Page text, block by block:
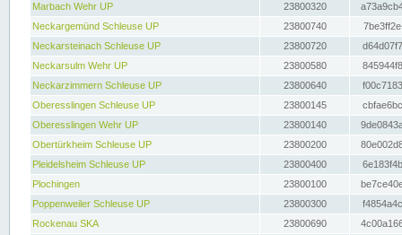
Marbach Wehr UP
23800320
Neckargemünd Schleuse UP
23800740
Neckarsteinach Schleuse UP
23800720
Neckarsulm Wehr UP
23800580
Neckarzimmern Schleuse UP
23800640
Oberesslingen Schleuse UP
23800145
Oberesslingen Wehr UP
23800140
Obertürkheim Schleuse UP
23800200
Pleidelsheim Schleuse UP
23800400
Plochingen
23800100
Poppenweiler Schleuse UP
23800300
Rockenau SKA
23800690